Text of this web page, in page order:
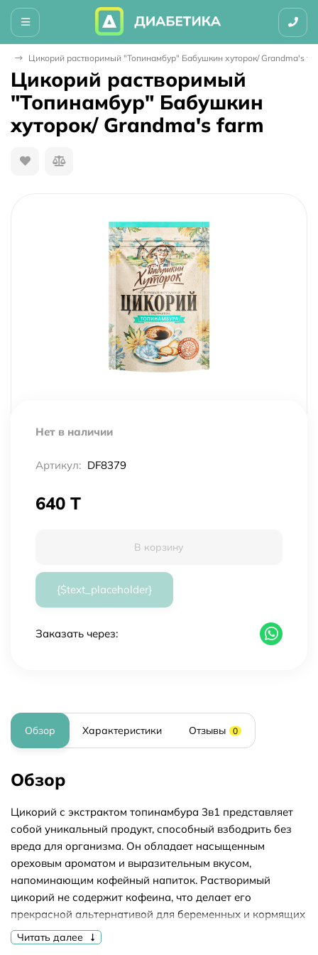
Цикорий растворимый "Топинамбур" Бабушкин хуторок/ Grandma's
Цикорий растворимый
"Топинамбур" Бабушкин
хуторок/ Grandma's farm
Нет в наличии
Артикул: DF8379
640 T
В корзину
{$text_placeholder}
Заказать через:
Обзор Характеристики Отзывы 0
Обзор
Цикорий с экстрактом топинамбура 3в1 представляет
собой уникальный продукт, способный взбодрить без
вреда для организма. Он обладает насыщенным
ореховым ароматом и выразительным вкусом,
напоминающим кофейный напиток. Растворимый
цикорий не содержит кофеина, что делает его
прекрасной альтернативой для беременных и кормящих
мам. Благодаря высокому содержанию инулина этот
продукт способствует нормализации обмена веществ.
Читать далее